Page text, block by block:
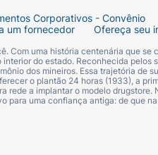
Corporativos - Convênio
um fornecedor Ofereça seu
Com uma história centenária que
do estado. Reconhecida pelos
dos mineiros. Essa trajetória de
o plantão 24 horas (1933), a
rede a implantar o modelo
para uma confiança antiga: de que